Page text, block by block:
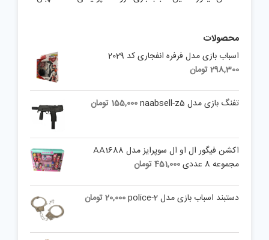
محصولات
اسباب بازی مدل فرفره انفجاری کد 2029
298,300تومان
تفنگ بازی مدل naabsell-z5 155,000 تومان
اکشن فیگور ال او ال سوپرایز مدل AA1688
مجموعه 8 عددی
451,000تومان
دستبند اسباب بازی مدل police-2 20,000تومان